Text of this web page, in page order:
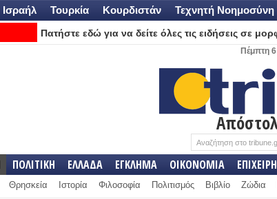
Ισραήλ Τουρκία Κουρδιστάν Τεχνητή Νοημοσύνη
Πατήστε εδώ για να δείτε όλες τις ειδήσεις σε
Πέμπτη
ΠΟΛΙΤΙΚΗ ΕΛΛΑΔΑ ΕΓΚΛΗΜΑ ΟΙΚΟΝΟΜΙΑ
Θρησκεία Ιστορία Φιλοσοφία Πολιτισμός Βιβλίο Ζώδια